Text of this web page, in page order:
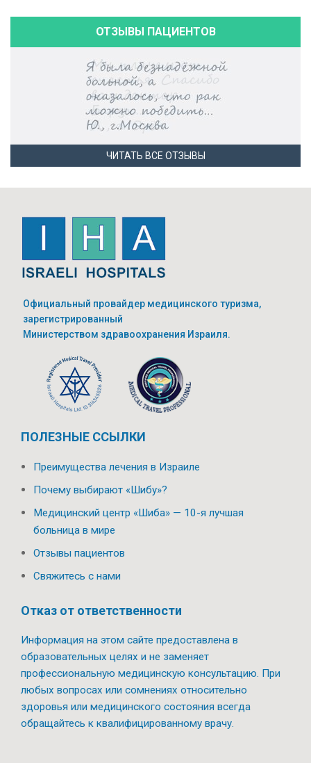
ОТЗЫВЫ ПАЦИЕНТОВ
ЧИТАТЬ ВСЕ ОТЗЫВЫ
Официальный провайдер медицинского туризма,
зарегистрированный
Министерством здравоохранения Израиля.
ПОЛЕЗНЫЕ ССЫЛКИ
Преимущества лечения в Израиле
Почему выбирают «Шибу»?
Медицинский центр «Шиба» — 10-я лучшая
больница в мире
Отзывы пациентов
Свяжитесь с нами
Отказ от ответственности
Информация на этом сайте предоставлена в
образовательных целях и не заменяет
профессиональную медицинскую консультацию. При
любых вопросах или сомнениях относительно
здоровья или медицинского состояния всегда
обращайтесь к квалифицированному врачу.